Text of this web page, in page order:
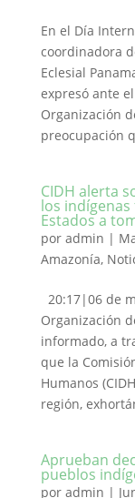
En el Día
coordinadora
Eclesial
expresó ante
Organización
preocupación
CIDH alerta
los
Estados a
por admin |
Amazonía,
20:17|06 de
Organización
informado, a
que la
Humanos
región,
Aprueban
pueblos
por admin |